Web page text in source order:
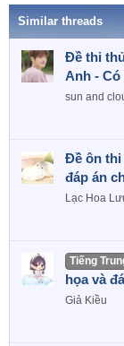
Similar threads
Đề thi
Anh - Có
sun and
Đề ôn thi
đáp án
Lạc Hoa
Tiếng
họa và
Giả Kiều